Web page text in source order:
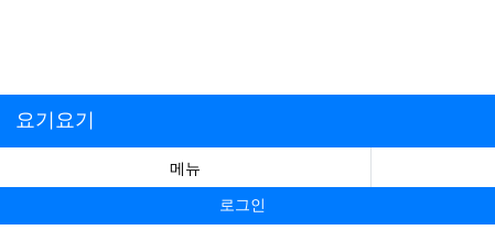
요기요기
메뉴
로그인